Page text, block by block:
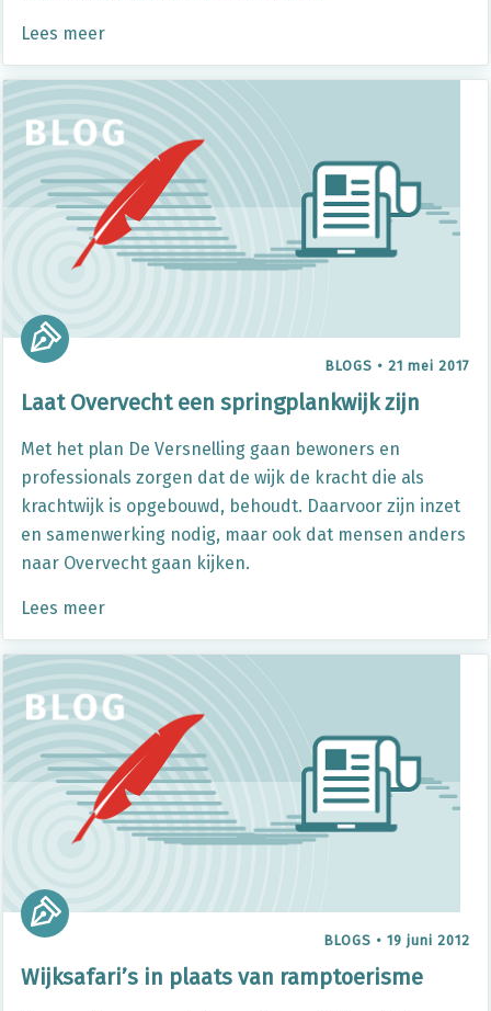
Lees meer
BLOGS • 21 mei 2017
Laat Overvecht een springplankwijk zijn
Met het plan De Versnelling gaan bewoners en
professionals zorgen dat de wijk de kracht die als
krachtwijk is opgebouwd, behoudt. Daarvoor zijn inzet
en samenwerking nodig, maar ook dat mensen anders
naar Overvecht gaan kijken.
Lees meer
BLOGS • 19 juni 2012
Wijksafari’s in plaats van ramptoerisme